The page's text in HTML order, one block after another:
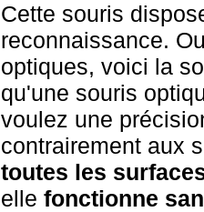
Cette souris
reconnaissance.
optiques, voici la
qu'une souris
voulez une
contrairement aux
toutes les
elle fonctionne